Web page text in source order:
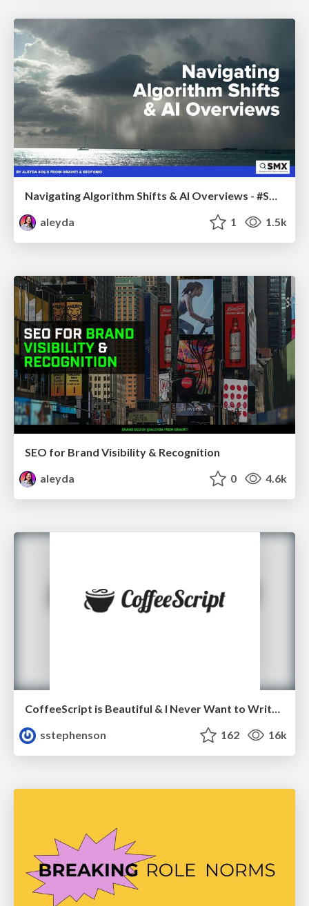
aleyda
1 1.5k
SEO for Brand Visibility & Recognition
aleyda
0 4.6k
CoffeeScript is Beautiful & I Never Want to Write Plain JavaScript Again
sstephenson
162 16k